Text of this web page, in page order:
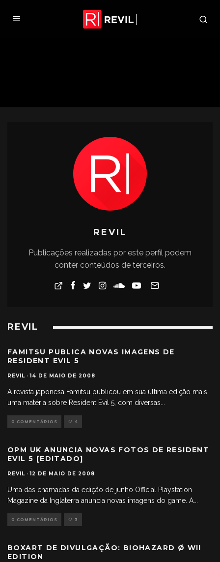
REVIL
Publicações realizadas por este perfil podem
conter conteúdos de terceiros.
REVIL
FAMITSU PUBLICA NOVAS IMAGENS DE
RESIDENT EVIL 5
REVIL · 14 DE MAIO DE 2008
A revista japonesa Famitsu publicou em sua última edição mais
uma matéria sobre Resident Evil 5, com diversas
0 COMENTÁRIOS 4
OPM UK ANUNCIA NOVAS FOTOS DE RESIDENT
EVIL 5 [EDITADO]
REVIL · 12 DE MAIO DE 2008
Uma das chamadas da edição de junho Official Playstation
Magazine da Inglaterra anuncia novas imagens do game. A
0 COMENTÁRIOS 3
BOXART DE DIVULGAÇÃO: BIOHAZARD Ø WII
EDITION